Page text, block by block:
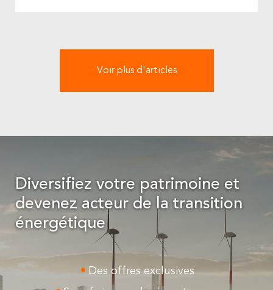
Voir plus d'articles
Diversifiez votre patrimoine et
devenez acteur de la transition
énergétique
Des offres exclusives